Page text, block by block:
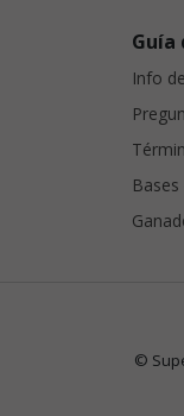
Guía
Info
©